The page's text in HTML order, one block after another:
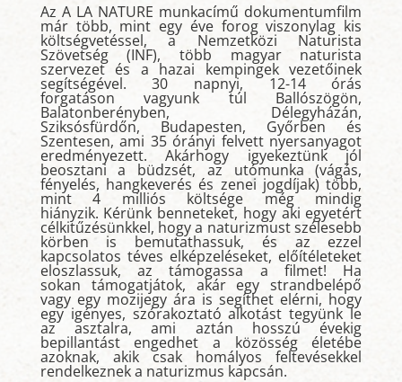
Az A LA NATURE munkacímű dokumentumfilm
már több, mint egy éve forog viszonylag kis
költségvetéssel,a Nemzetközi Naturista
Szövetség (INF), több magyar naturista
szervezet és a hazai kempingek vezetőinek
segítségével. 30 napnyi, 12-14 órás
forgatáson vagyunk túl Ballószögön,
Balatonberényben, Délegyházán,
Sziksósfürdőn, Budapesten, Győrben és
Szentesen, ami 35 órányi felvett nyersanyagot
eredményezett.Akárhogy igyekeztünk jól
beosztani a büdzsét, az utómunka (vágás,
fényelés, hangkeverés és zenei jogdíjak) több,
mint 4 milliós költsége még mindig
hiányzik. Kérünk benneteket, hogy aki egyetért
célkitűzésünkkel, hogy a naturizmust szélesebb
körben is bemutathassuk, és az ezzel
kapcsolatos téves elképzeléseket, előítéleteket
eloszlassuk, az támogassa a filmet! Ha
sokan támogatjátok, akár egy strandbelépő
vagy egy mozijegy ára is segíthet elérni, hogy
egy igényes, szórakoztató alkotást tegyünk le
az asztalra, ami aztán hosszú évekig
bepillantást engedhet a közösség életébe
azoknak, akik csak homályos feltevésekkel
rendelkeznek a naturizmus kapcsán.